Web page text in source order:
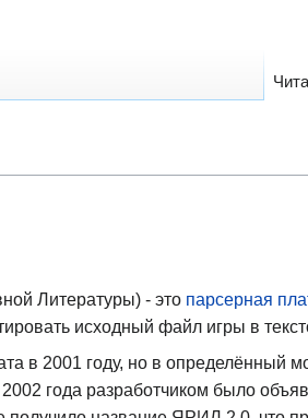
Литературы) - это парсерная
исходный файл игры в
в 2001 году, но в определённый
года разработчиком было